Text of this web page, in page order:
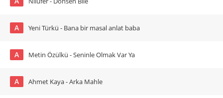
A Yeni Türkü - Bana bir masal anlat baba
A Metin Özülkü - Seninle Olmak Var Ya
A Ahmet Kaya - Arka Mahle